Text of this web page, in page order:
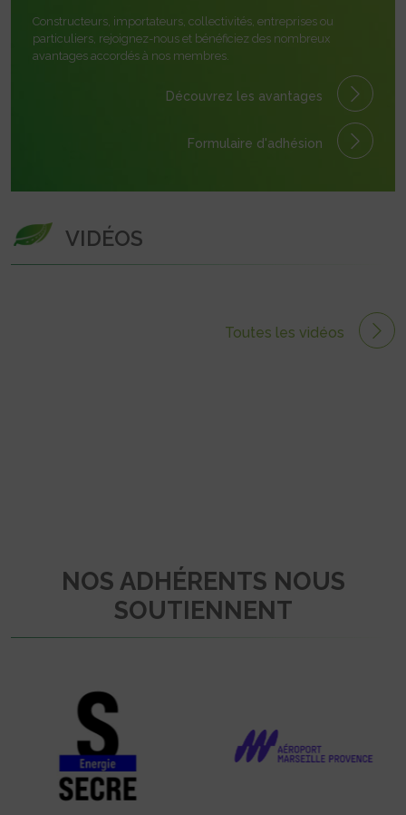
Constructeurs, importateurs, collectivités, entreprises ou
particuliers, rejoignez-nous et bénéficiez des nombreux
avantages accordés à nos membres.
Découvrez les avantages
Formulaire d'adhésion
VIDÉOS
Toutes les vidéos
NOS ADHÉRENTS NOUS
SOUTIENNENT